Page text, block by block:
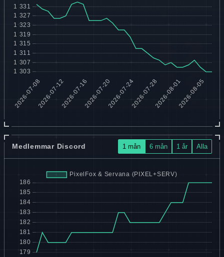
Medlemmar Discord 1 mån 6 mån 1 år Alla